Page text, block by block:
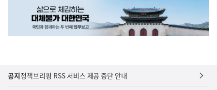
공지정책브리핑 RSS 서비스 제공 중단 안내